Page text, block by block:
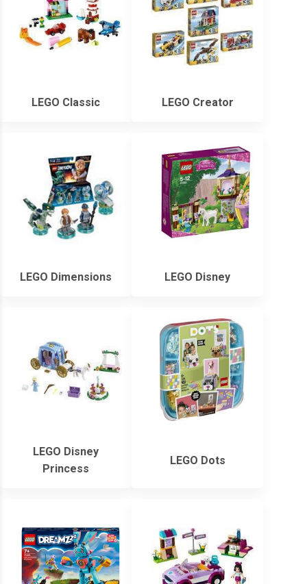
LEGO Classic LEGO Creator
LEGO Dimensions LEGO Disney
LEGO Disney
Princess
LEGO Dots